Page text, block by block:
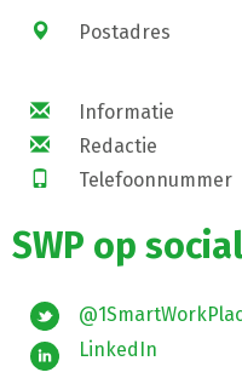
Postadres
Informatie
Redactie
Telefoonnummer
SWP op
LinkedIn